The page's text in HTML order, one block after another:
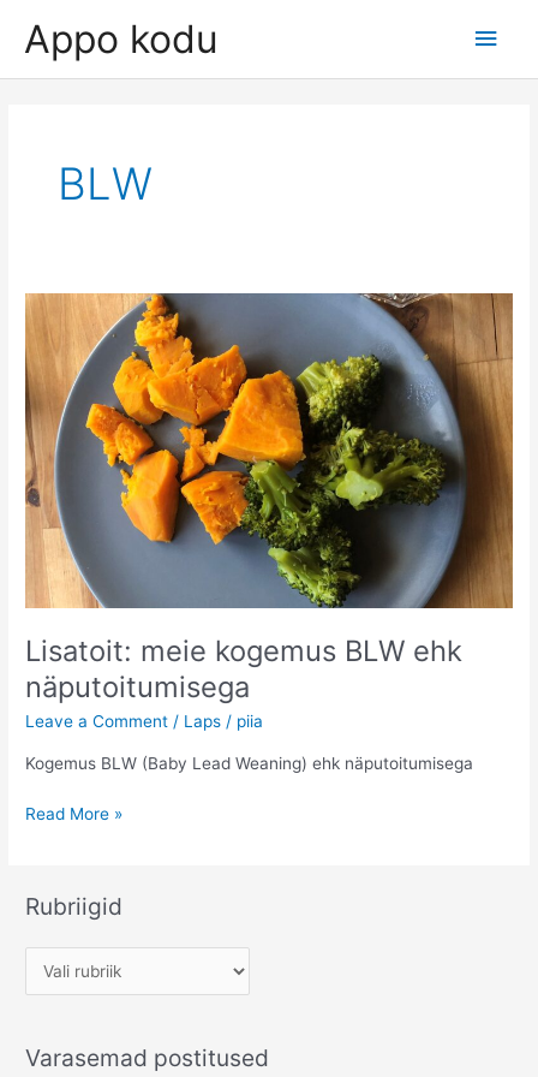
content
Appo kodu
Main
BLW
Lisatoit: meie kogemus BLW ehk
näputoitumisega
Leave a Comment / Laps / piia
Kogemus BLW (Baby Lead Weaning) ehk näputoitumisega
Lisatoit:
ehk
näputoitumisega
Read More »
Rubriigid
u
r
Varasemad postitused